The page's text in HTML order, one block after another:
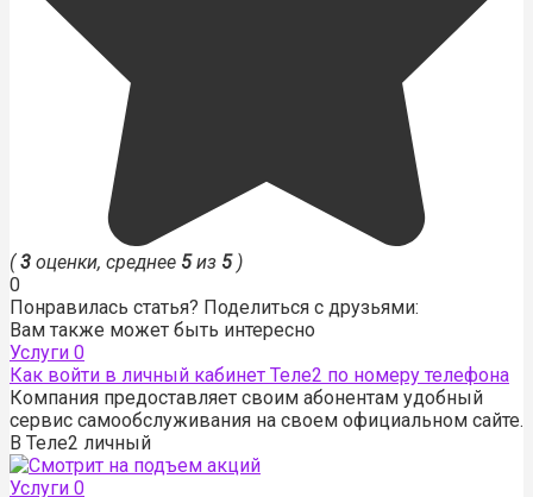
(3 оценки, среднее 5из 5)
0
Понравилась статья? Поделиться с друзьями:
Вам также может быть интересно
Услуги 0
Как войти в личный кабинет Теле2 по номеру телефона
Компания предоставляет своим абонентам удобный
сервис самообслуживания на своем официальном сайте.
В Теле2 личный
Услуги 0